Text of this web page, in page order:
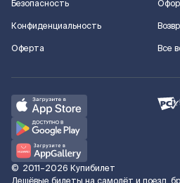
Безопасность
Конфиденциальность
Оферта
Все
© 2011–2026 Купибилет